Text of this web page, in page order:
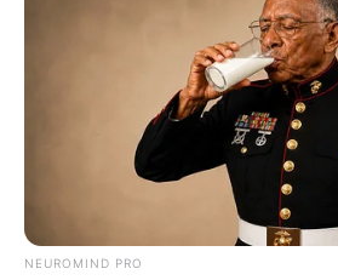
NEUROMIND PRO